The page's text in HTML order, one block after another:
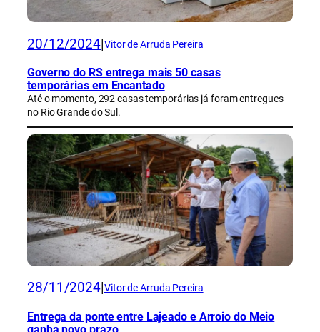
20/12/2024 Vitor de Arruda Pereira
Governo do RS entrega mais 50 casas
temporárias em Encantado
Até o momento, 292 casas temporárias já foram entregues
no Rio Grande do Sul.
28/11/2024 Vitor de Arruda Pereira
Entrega da ponte entre Lajeado e Arroio do Meio